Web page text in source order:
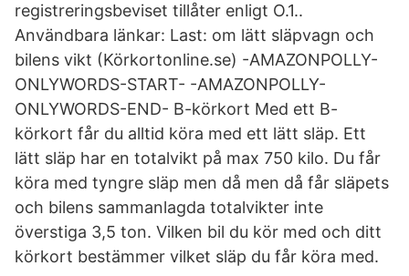
registreringsbeviset tillåter enligt O.1..
Användbara länkar: Last: om lätt släpvagn och
bilens vikt (Körkortonline.se) -AMAZONPOLLY-
ONLYWORDS-START- -AMAZONPOLLY-
ONLYWORDS-END- B-körkort Med ett B-
körkort får du alltid köra med ett lätt släp. Ett
lätt släp har en totalvikt på max 750 kilo. Du får
köra med tyngre släp men då men då får släpets
och bilens sammanlagda totalvikter inte
överstiga 3,5 ton. Vilken bil du kör med och ditt
körkort bestämmer vilket släp du får köra med.